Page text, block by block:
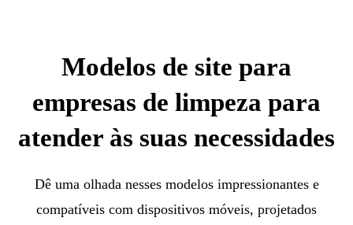
Modelos de site para
empresas de limpeza para
atender às suas necessidades
Dê uma olhada nesses modelos impressionantes e
compatíveis com dispositivos móveis, projetados